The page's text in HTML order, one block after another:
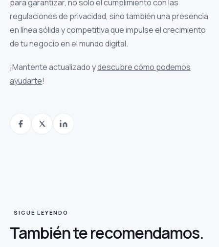
para garantizar, no solo el cumplimiento con las
regulaciones de privacidad, sino también una presencia
en línea sólida y competitiva que impulse el crecimiento
de tu negocio en el mundo digital.
¡Mantente actualizado ydescubre cómo podemos
ayudarte!
SIGUE LEYENDO
También terecomendamos.